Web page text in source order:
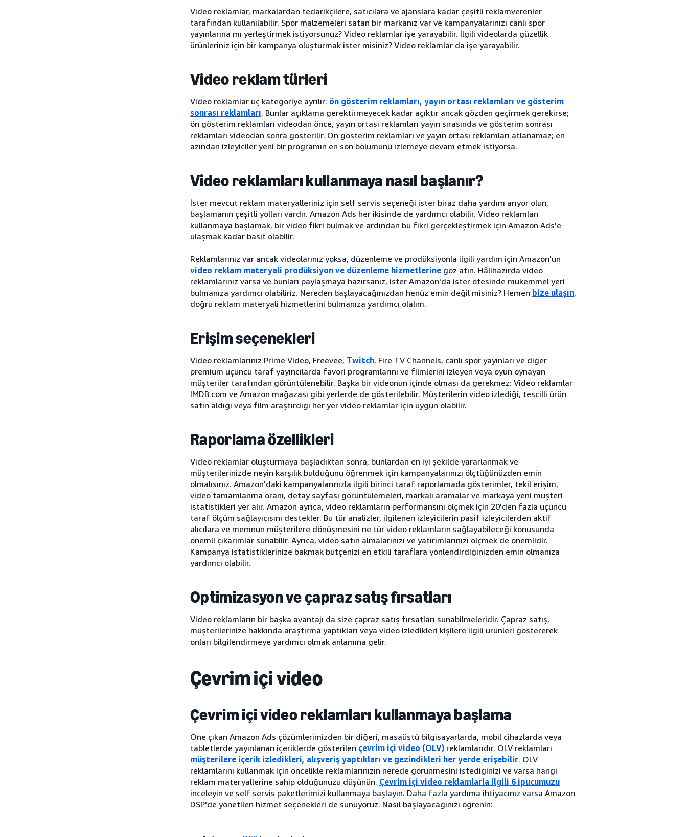
Video reklamlar, markalardan tedarikçilere, satıcılara ve ajanslara kadar çeşitli reklamverenler
tarafından kullanılabilir. Spor malzemeleri satan bir markanız var ve kampanyalarınızı canlı spor
yayınlarına mı yerleştirmek istiyorsunuz? Video reklamlar işe yarayabilir. İlgili videolarda güzellik
ürünleriniz için bir kampanya oluşturmak ister misiniz? Video reklamlar da işe yarayabilir.
Video reklam türleri
Video reklamlar üç kategoriye ayrılır: ön gösterim reklamları, yayın ortası reklamları ve gösterim
sonrası reklamları. Bunlar açıklama gerektirmeyecek kadar açıktır ancak gözden geçirmek gerekirse;
ön gösterim reklamları videodan önce, yayın ortası reklamları yayın sırasında ve gösterim sonrası
reklamları videodan sonra gösterilir. Ön gösterim reklamları ve yayın ortası reklamları atlanamaz; en
azından izleyiciler yeni bir programın en son bölümünü izlemeye devam etmek istiyorsa.
Video reklamları kullanmaya nasıl başlanır?
İster mevcut reklam materyalleriniz için self servis seçeneği ister biraz daha yardım arıyor olun,
başlamanın çeşitli yolları vardır. Amazon Ads her ikisinde de yardımcı olabilir. Video reklamları
kullanmaya başlamak, bir video fikri bulmak ve ardından bu fikri gerçekleştirmek için Amazon Ads'e
ulaşmak kadar basit olabilir.
Reklamlarınız var ancak videolarınız yoksa, düzenleme ve prodüksiyonla ilgili yardım için Amazon'un
video reklam materyali prodüksiyon ve düzenleme hizmetlerine göz atın. Hâlihazırda video
reklamlarınız varsa ve bunları paylaşmaya hazırsanız, ister Amazon'da ister ötesinde mükemmel yeri
bulmanıza yardımcı olabiliriz. Nereden başlayacağınızdan henüz emin değil misiniz? Hemen bize ulaşın,
doğru reklam materyali hizmetlerini bulmanıza yardımcı olalım.
Erişim seçenekleri
Video reklamlarınız Prime Video, Freevee, Twitch, Fire TV Channels, canlı spor yayınları ve diğer
premium üçüncü taraf yayıncılarda favori programlarını ve filmlerini izleyen veya oyun oynayan
müşteriler tarafından görüntülenebilir. Başka bir videonun içinde olması da gerekmez: Video reklamlar
IMDB.com ve Amazon mağazası gibi yerlerde de gösterilebilir. Müşterilerin video izlediği, tescilli ürün
satın aldığı veya film araştırdığı her yer video reklamlar için uygun olabilir.
Raporlama özellikleri
Video reklamlar oluşturmaya başladıktan sonra, bunlardan en iyi şekilde yararlanmak ve
müşterilerinizde neyin karşılık bulduğunu öğrenmek için kampanyalarınızı ölçtüğünüzden emin
olmalısınız. Amazon'daki kampanyalarınızla ilgili birinci taraf raporlamada gösterimler, tekil erişim,
video tamamlanma oranı, detay sayfası görüntülemeleri, markalı aramalar ve markaya yeni müşteri
istatistikleri yer alır. Amazon ayrıca, video reklamların performansını ölçmek için 20'den fazla üçüncü
taraf ölçüm sağlayıcısını destekler. Bu tür analizler, ilgilenen izleyicilerin pasif izleyicilerden aktif
alıcılara ve memnun müşterilere dönüşmesini ne tür video reklamların sağlayabileceği konusunda
önemli çıkarımlar sunabilir. Ayrıca, video satın almalarınızı ve yatırımlarınızı ölçmek de önemlidir.
Kampanya istatistiklerinize bakmak bütçenizi en etkili taraflara yönlendirdiğinizden emin olmanıza
yardımcı olabilir.
Optimizasyon ve çapraz satış fırsatları
Video reklamların bir başka avantajı da size çapraz satış fırsatları sunabilmeleridir. Çapraz satış,
müşterilerinize hakkında araştırma yaptıkları veya video izledikleri kişilere ilgili ürünleri göstererek
onları bilgilendirmeye yardımcı olmak anlamına gelir.
Çevrim içi video
Çevrim içi video reklamları kullanmaya başlama
Öne çıkan Amazon Ads çözümlerimizden bir diğeri, masaüstü bilgisayarlarda, mobil cihazlarda veya
tabletlerde yayınlanan içeriklerde gösterilen çevrim içi video (OLV) reklamlarıdır. OLV reklamları
müşterilere içerik izledikleri, alışveriş yaptıkları ve gezindikleri her yerde erişebilir. OLV
reklamlarını kullanmak için öncelikle reklamlarınızın nerede görünmesini istediğinizi ve varsa hangi
reklam materyallerine sahip olduğunuzu düşünün. Çevrim içi video reklamlarla ilgili 6 ipucumuzu
inceleyin ve self servis paketlerimizi kullanmaya başlayın. Daha fazla yardıma ihtiyacınız varsa Amazon
DSP'de yönetilen hizmet seçenekleri de sunuyoruz. Nasıl başlayacağınızı öğrenin: